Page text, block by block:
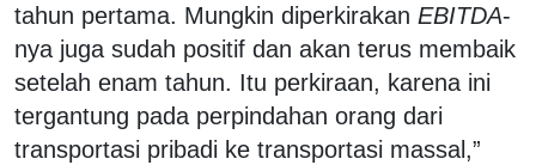
tahun pertama. Mungkin diperkirakan EBITDA-
nya juga sudah positif dan akan terus membaik
setelah enam tahun. Itu perkiraan, karena ini
tergantung pada perpindahan orang dari
transportasi pribadi ke transportasi massal,”